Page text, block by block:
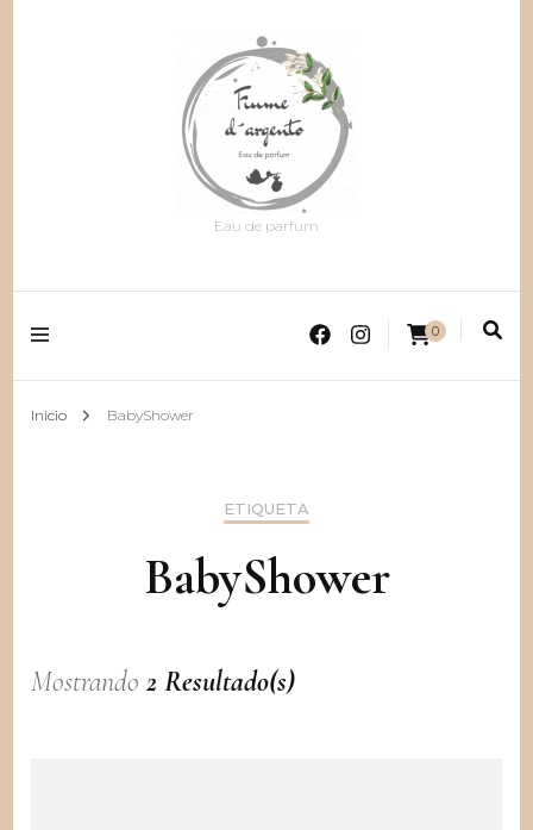
Eau de parfum
0
Inicio BabyShower
ETIQUETA
BabyShower
Mostrando2 Resultado(s)